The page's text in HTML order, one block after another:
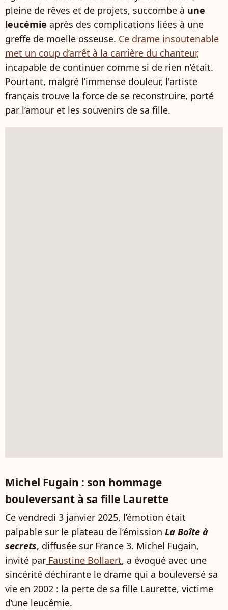
pleine de rêves et de projets, succombe à une
leucémie après des complications liées à une
greffe de moelle osseuse. Ce drame insoutenable
met un coup d’arrêt à la carrière du chanteur,
incapable de continuer comme si de rien n’était.
Pourtant, malgré l’immense douleur, l'artiste
français trouve la force de se reconstruire, porté
par l’amour et les souvenirs de sa fille.
Michel Fugain : son hommage
bouleversant à sa fille Laurette
Ce vendredi 3 janvier 2025, l’émotion était
palpable sur le plateau de l’émission La Boîte à
secrets, diffusée sur France 3. Michel Fugain,
invité par Faustine Bollaert, a évoqué avec une
sincérité déchirante le drame qui a bouleversé sa
vie en 2002 : la perte de sa fille Laurette, victime
d’une leucémie.